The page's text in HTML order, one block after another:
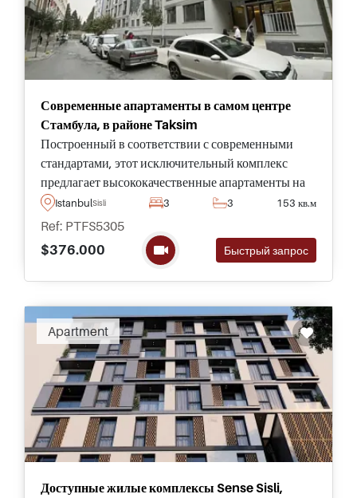
Современные апартаменты в самом центре
Стамбула, в районе Taksim
Построенный в соответствии с современными
стандартами, этот исключительный комплекс
предлагает высококачественные апартаменты на
продажу рядом с районом Taksim в Стамбуле,
всего в нескольких минутах ходьбы от известных
памятников и центральных
достопримечательностей.
IstanbulSisli 3 3 153 кв.м
Ref: PTFS5305
$376.000
Быстрый запрос
Apartment
Доступные жилые комплексы Sense Sisli,